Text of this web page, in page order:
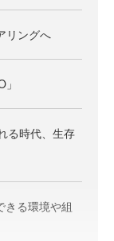
リングへ
る時代、生存
きる環境や組